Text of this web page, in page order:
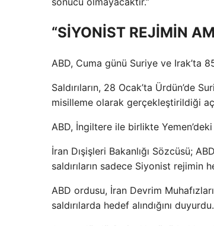
“SİYONİST REJİMİN
ABD, Cuma günü Suriye ve Irak’ta
Saldırıların, 28 Ocak’ta Ürdün’de
misilleme olarak gerçekleştirildiği
ABD, İngiltere ile birlikte
İran Dışişleri Bakanlığı Sözcüsü;
saldırıların sadece Siyonist
ABD ordusu, İran Devrim
saldırılarda hedef alındığını duyurdu.